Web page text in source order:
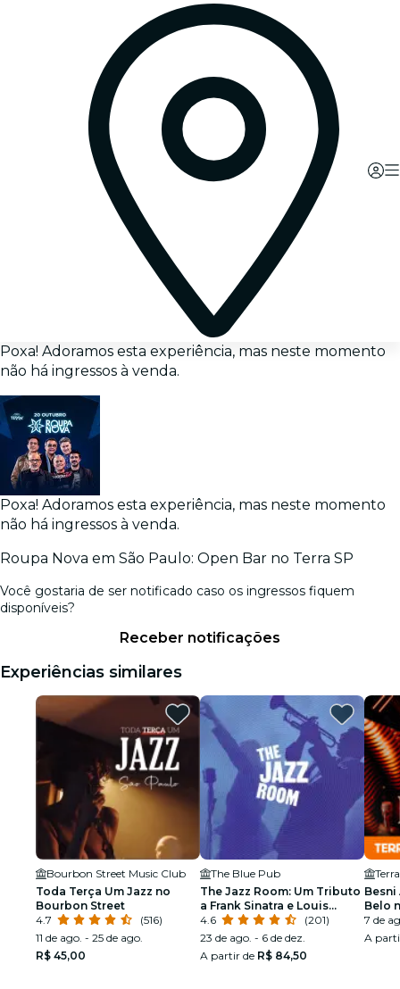
Poxa! Adoramos esta experiência, mas neste momento
não há ingressos à venda.
Poxa! Adoramos esta experiência, mas neste momento
não há ingressos à venda.
Roupa Nova em São Paulo: Open Bar no Terra SP
Você gostaria de ser notificado caso os ingressos fiquem
disponíveis?
Receber notificações
Experiências similares
Bourbon Street Music Club
Toda Terça Um Jazz no
Bourbon Street
4.7
(516)
11 de ago. - 25 de ago.
R$ 45,00
The Blue Pub
The Jazz Room: Um Tributo
a Frank Sinatra e Louis
Armstrong
4.6
(201)
23 de ago. - 6 de dez.
A partir de R$ 84,50
Besni
Belo
7 de
A